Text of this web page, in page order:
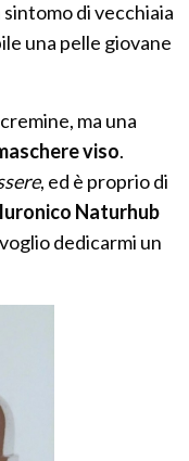
di vecchiaia
una pelle giovane
ma una
viso.
, ed è proprio di
Naturhub
dedicarmi un